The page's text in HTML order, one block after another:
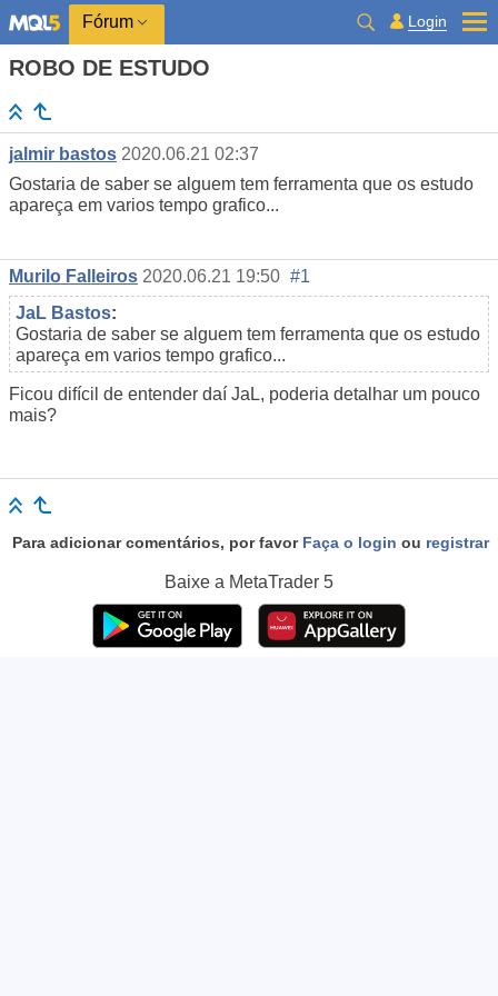
Fórum Login
ROBO DE ESTUDO
jalmir bastos 2020.06.21 02:37
Gostaria de saber se alguem tem ferramenta que os estudo
apareça em varios tempo grafico...
Murilo Falleiros 2020.06.21 19:50 #1
JaL Bastos:
Gostaria de saber se alguem tem ferramenta que os estudo
apareça em varios tempo grafico...
Ficou difícil de entender daí JaL, poderia detalhar um pouco
mais?
Para adicionar comentários, por favor Faça o login ou registrar
Baixe a MetaTrader 5